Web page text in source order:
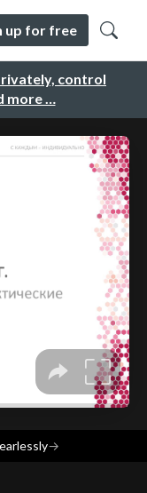
control
more …
up for free
→